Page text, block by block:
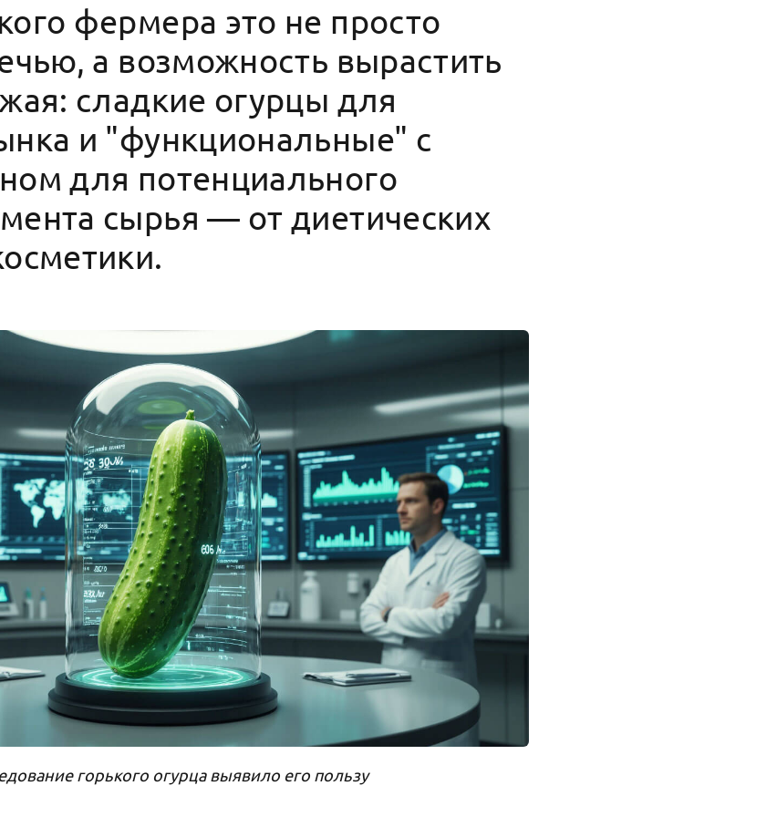
фермера это не просто
а возможность вырастить
сладкие огурцы для
и "функциональные" с
для потенциального
сырья — от диетических
горького огурца выявило его пользу